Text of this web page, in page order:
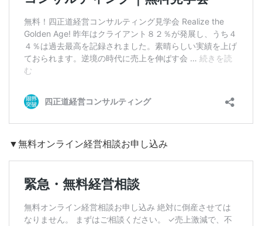
▼無料オンライン経営相談お申し込み